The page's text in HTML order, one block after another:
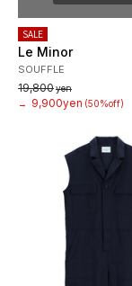
SALE
Le Minor
SOUFFLE
19,800yen
→
9,900yen (50%off)